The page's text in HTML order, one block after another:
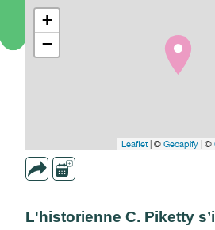
+
−
Leaflet| © Geoapify | ©
L'historienne C. Piketty